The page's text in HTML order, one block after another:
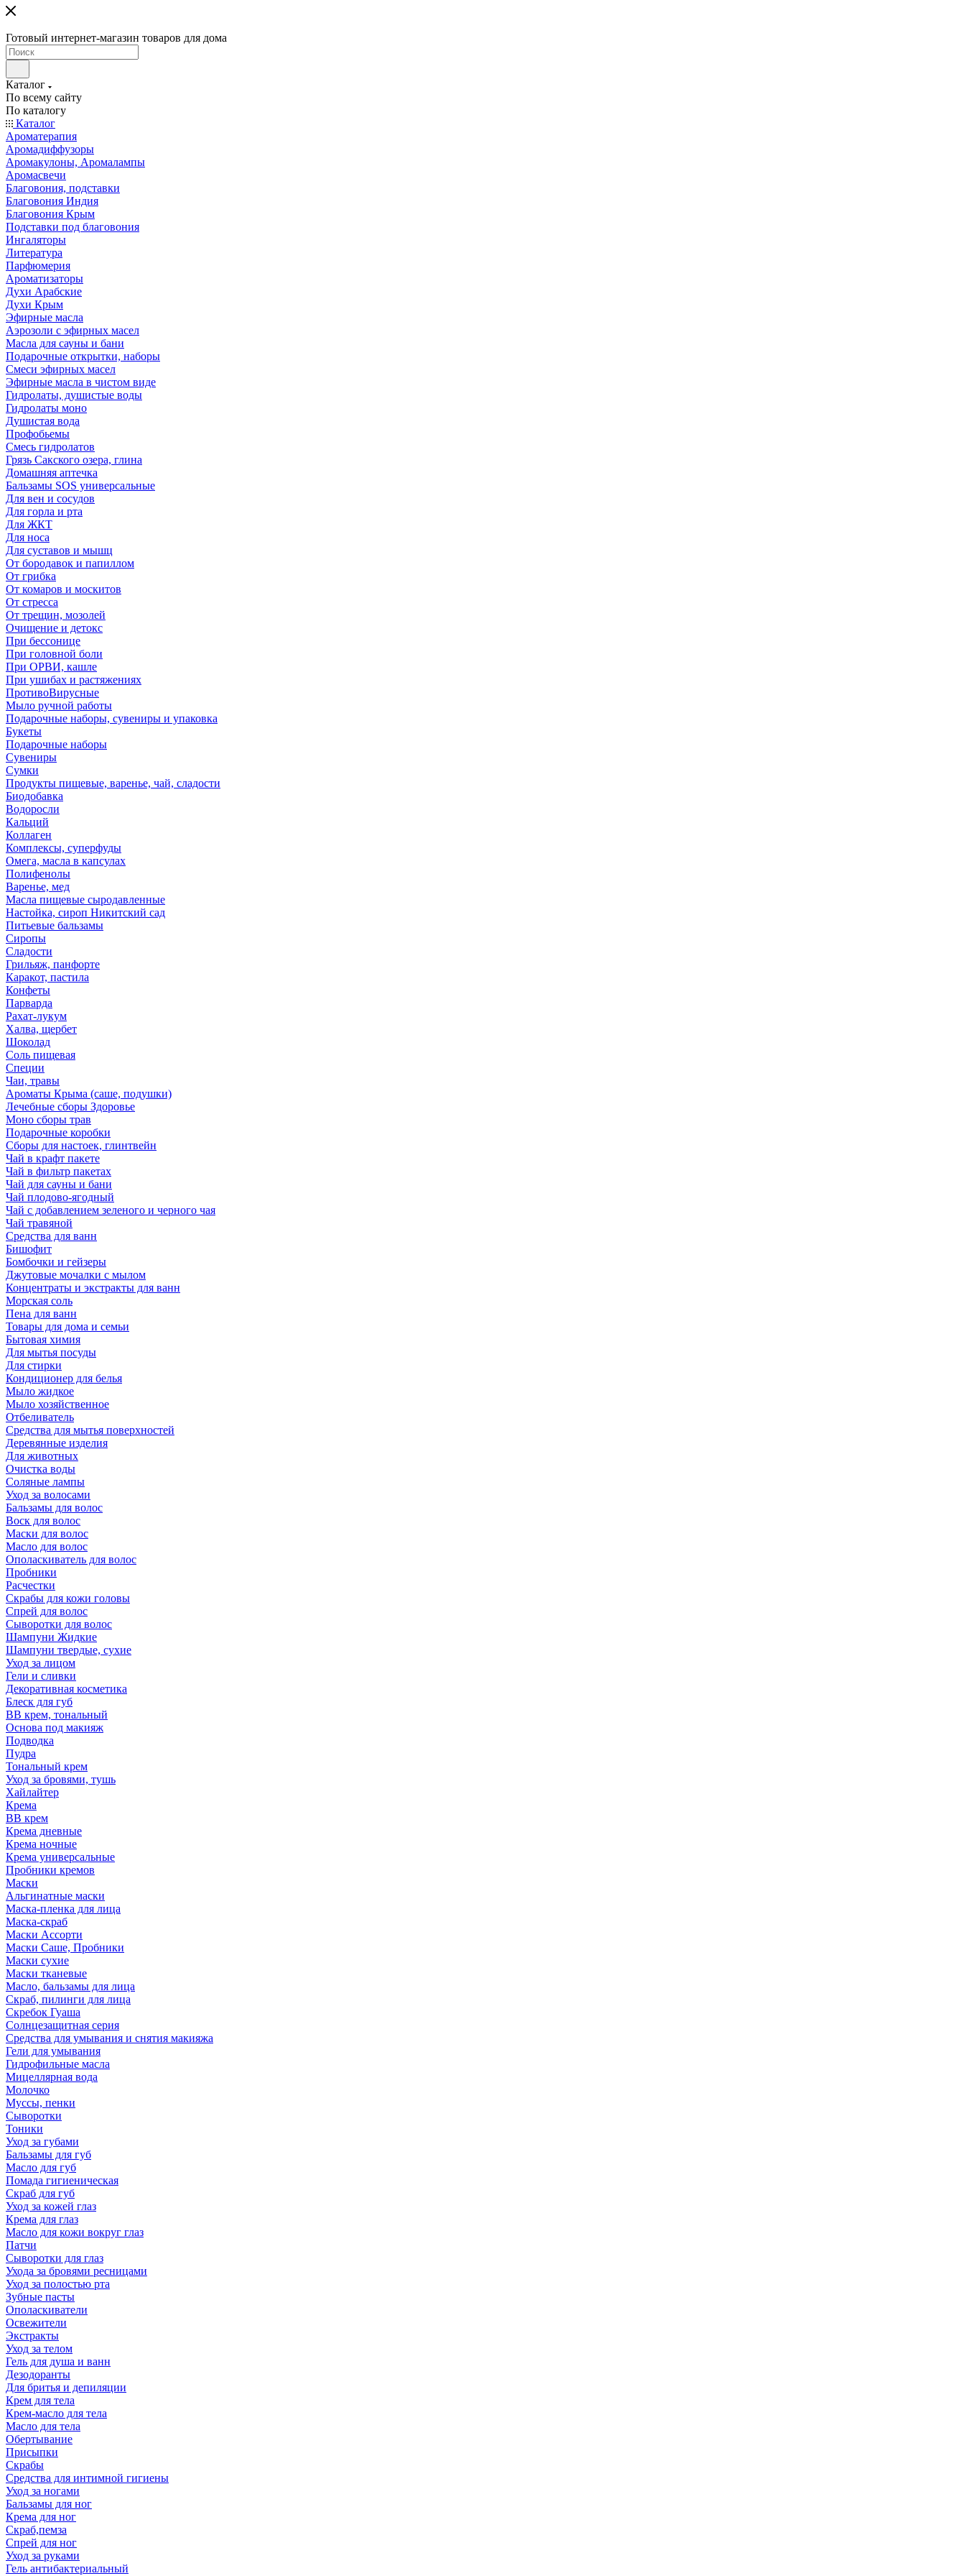
Готовый интернет-магазин товаров для дома
Каталог
По всему сайту
По каталогу
Каталог
Ароматерапия
Аромадиффузоры
Аромакулоны, Аромалампы
Аромасвечи
Благовония, подставки
Благовония Индия
Благовония Крым
Подставки под благовония
Ингаляторы
Литература
Парфюмерия
Ароматизаторы
Духи Арабские
Духи Крым
Эфирные масла
Аэрозоли с эфирных масел
Масла для сауны и бани
Подарочные открытки, наборы
Смеси эфирных масел
Эфирные масла в чистом виде
Гидролаты, душистые воды
Гидролаты моно
Душистая вода
Профобьемы
Смесь гидролатов
Грязь Сакского озера, глина
Домашняя аптечка
Бальзамы SOS универсальные
Для вен и сосудов
Для горла и рта
Для ЖКТ
Для носа
Для суставов и мышц
От бородавок и папиллом
От грибка
От комаров и москитов
От стресса
От трещин, мозолей
Очищение и детокс
При бессонице
При головной боли
При ОРВИ, кашле
При ушибах и растяжениях
ПротивоВирусные
Мыло ручной работы
Подарочные наборы, сувениры и упаковка
Букеты
Подарочные наборы
Сувениры
Сумки
Продукты пищевые, варенье, чай, сладости
Биодобавка
Водоросли
Кальций
Коллаген
Комплексы, суперфуды
Омега, масла в капсулах
Полифенолы
Варенье, мед
Масла пищевые сыродавленные
Настойка, сироп Никитский сад
Питьевые бальзамы
Сиропы
Сладости
Грильяж, панфорте
Каракот, пастила
Конфеты
Парварда
Рахат-лукум
Халва, щербет
Шоколад
Соль пищевая
Специи
Чаи, травы
Ароматы Крыма (саше, подушки)
Лечебные сборы Здоровье
Моно сборы трав
Подарочные коробки
Сборы для настоек, глинтвейн
Чай в крафт пакете
Чай в фильтр пакетах
Чай для сауны и бани
Чай плодово-ягодный
Чай с добавлением зеленого и черного чая
Чай травяной
Средства для ванн
Бишофит
Бомбочки и гейзеры
Джутовые мочалки с мылом
Концентраты и экстракты для ванн
Морская соль
Пена для ванн
Товары для дома и семьи
Бытовая химия
Для мытья посуды
Для стирки
Кондиционер для белья
Мыло жидкое
Мыло хозяйственное
Отбеливатель
Средства для мытья поверхностей
Деревянные изделия
Для животных
Очистка воды
Соляные лампы
Уход за волосами
Бальзамы для волос
Воск для волос
Маски для волос
Масло для волос
Ополаскиватель для волос
Пробники
Расчестки
Скрабы для кожи головы
Спрей для волос
Сыворотки для волос
Шампуни Жидкие
Шампуни твердые, сухие
Уход за лицом
Гели и сливки
Декоративная косметика
Блеск для губ
ВВ крем, тональный
Основа под макияж
Подводка
Пудра
Тональный крем
Уход за бровями, тушь
Хайлайтер
Крема
ВВ крем
Крема дневные
Крема ночные
Крема универсальные
Пробники кремов
Маски
Альгинатные маски
Маска-пленка для лица
Маска-скраб
Маски Ассорти
Маски Саше, Пробники
Маски сухие
Маски тканевые
Масло, бальзамы для лица
Скраб, пилинги для лица
Скребок Гуаша
Солнцезащитная серия
Средства для умывания и снятия макияжа
Гели для умывания
Гидрофильные масла
Мицеллярная вода
Молочко
Муссы, пенки
Сыворотки
Тоники
Уход за губами
Бальзамы для губ
Масло для губ
Помада гигиеническая
Скраб для губ
Уход за кожей глаз
Крема для глаз
Масло для кожи вокруг глаз
Патчи
Сыворотки для глаз
Ухода за бровями ресницами
Уход за полостью рта
Зубные пасты
Ополаскиватели
Освежители
Экстракты
Уход за телом
Гель для душа и ванн
Дезодоранты
Для бритья и депиляции
Крем для тела
Крем-масло для тела
Масло для тела
Обертывание
Присыпки
Скрабы
Средства для интимной гигиены
Уход за ногами
Бальзамы для ног
Крема для ног
Скраб,пемза
Спрей для ног
Уход за руками
Гель антибактериальный